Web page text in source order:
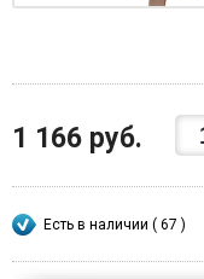
1 166 руб.
Есть в наличии ( 67 )